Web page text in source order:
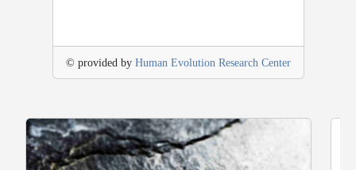
© provided by Human Evolution Research Center